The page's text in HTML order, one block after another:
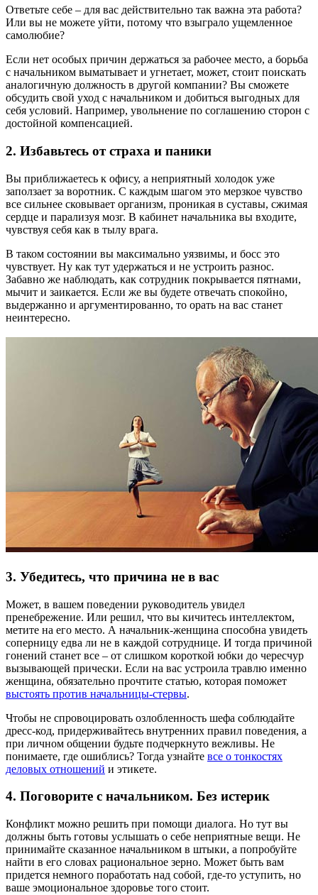
Ответьте себе – для вас действительно так важна эта работа?
Или вы не можете уйти, потому что взыграло ущемленное
самолюбие?
Если нет особых причин держаться за рабочее место, а борьба
с начальником выматывает и угнетает, может, стоит поискать
аналогичную должность в другой компании? Вы сможете
обсудить свой уход с начальником и добиться выгодных для
себя условий. Например, увольнение по соглашению сторон с
достойной компенсацией.
2. Избавьтесь от страха и паники
Вы приближаетесь к офису, а неприятный холодок уже
заползает за воротник. С каждым шагом это мерзкое чувство
все сильнее сковывает организм, проникая в суставы, сжимая
сердце и парализуя мозг. В кабинет начальника вы входите,
чувствуя себя как в тылу врага.
В таком состоянии вы максимально уязвимы, и босс это
чувствует. Ну как тут удержаться и не устроить разнос.
Забавно же наблюдать, как сотрудник покрывается пятнами,
мычит и заикается. Если же вы будете отвечать спокойно,
выдержанно и аргументированно, то орать на вас станет
неинтересно.
3. Убедитесь, что причина не в вас
Может, в вашем поведении руководитель увидел
пренебрежение. Или решил, что вы кичитесь интеллектом,
метите на его место. А начальник-женщина способна увидеть
соперницу едва ли не в каждой сотруднице. И тогда причиной
гонений станет все – от слишком короткой юбки до чересчур
вызывающей прически. Если на вас устроила травлю именно
женщина, обязательно прочтите статью, которая поможет
выстоять против начальницы-стервы.
Чтобы не спровоцировать озлобленность шефа соблюдайте
дресс-код, придерживайтесь внутренних правил поведения, а
при личном общении будьте подчеркнуто вежливы. Не
понимаете, где ошиблись? Тогда узнайте все о тонкостях
деловых отношений и этикете.
4. Поговорите с начальником. Без истерик
Конфликт можно решить при помощи диалога. Но тут вы
должны быть готовы услышать о себе неприятные вещи. Не
принимайте сказанное начальником в штыки, а попробуйте
найти в его словах рациональное зерно. Может быть вам
придется немного поработать над собой, где-то уступить, но
ваше эмоциональное здоровье того стоит.